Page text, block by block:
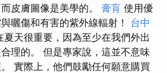
皮膚圖像是美學的。 膏肓 使用優
曬傷和有害的紫外線輻射！ 台中
夏天很重要，因為至少在我們外出
理的。 但是專家說，這並不意味
實際上，他們鼓勵任何願意購買